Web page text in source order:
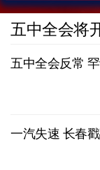
五中全会将
五中全会反常
一汽失速 长春